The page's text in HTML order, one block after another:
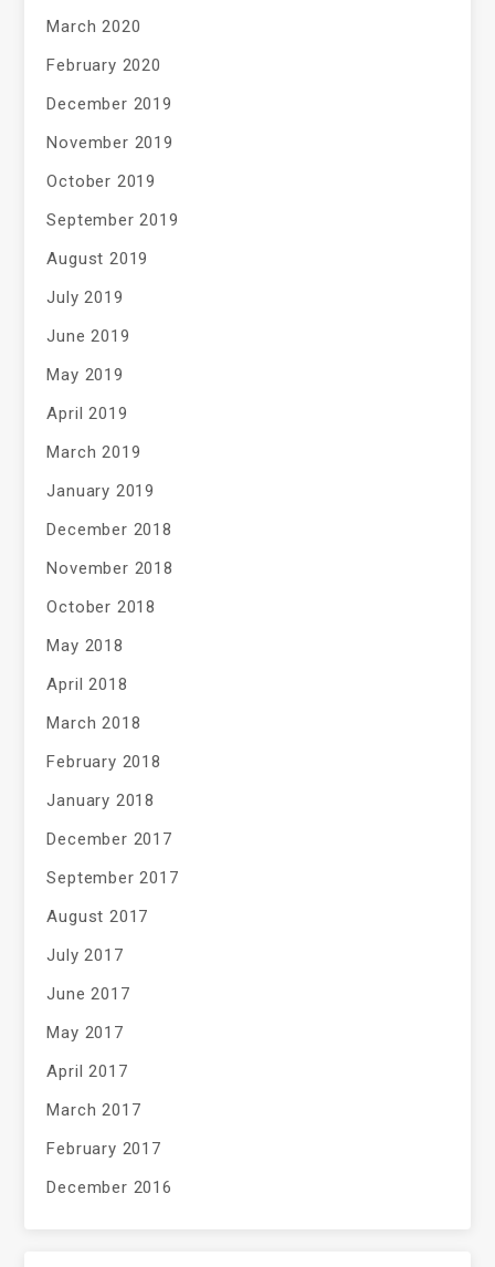
March 2020
February 2020
December 2019
November 2019
October 2019
September 2019
August 2019
July 2019
June 2019
May 2019
April 2019
March 2019
January 2019
December 2018
November 2018
October 2018
May 2018
April 2018
March 2018
February 2018
January 2018
December 2017
September 2017
August 2017
July 2017
June 2017
May 2017
April 2017
March 2017
February 2017
December 2016